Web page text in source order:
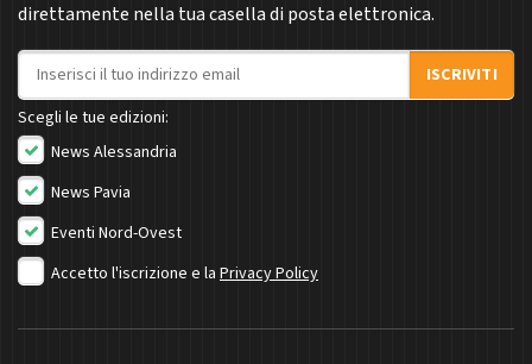
direttamente nella tua casella di posta elettronica.
Indirizzo email
ISCRIVITI
Scegli le tue edizioni:
News Alessandria
News Pavia
Eventi Nord-Ovest
Accetto l'iscrizione e la Privacy Policy